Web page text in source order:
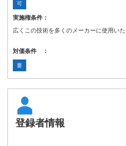
可
実施権条件：
広くこの技術を多くのメーカーに使用い
対価条件 ：
要
登録者情報